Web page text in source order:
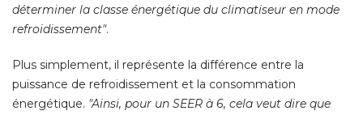
déterminer la classe énergétique du climatiseur en mode
refroidissement".
Plus simplement, il représente la différence entre la
puissance de refroidissement et la consommation
énergétique. "Ainsi, pour un SEER à 6, cela veut dire que